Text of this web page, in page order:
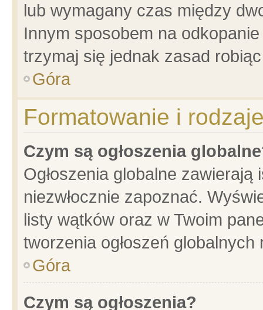
lub wymagany czas między
Innym sposobem na
trzymaj się jednak zasad
Góra
Formatowanie i
Czym są ogłoszenia
Ogłoszenia globalne
niezwłocznie zapoznać.
listy wątków oraz w Twoim
tworzenia ogłoszeń
Góra
Czym są ogłoszenia?